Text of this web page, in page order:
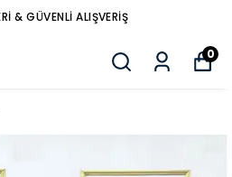
& GÜVENLİ ALIŞVERİŞ
0